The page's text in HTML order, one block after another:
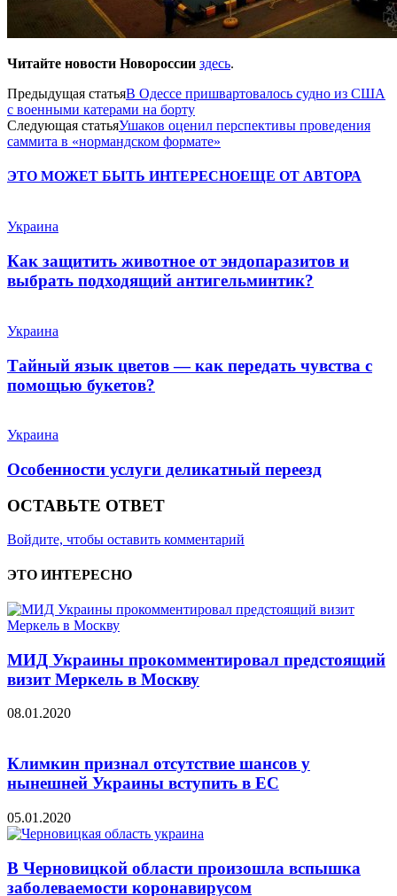
Читайте новости Новороссии здесь.
Предыдущая статьяВ Одессе пришвартовалось судно из США
с военными катерами на борту
Следующая статьяУшаков оценил перспективы проведения
саммита в «нормандском формате»
ЭТО МОЖЕТ БЫТЬ ИНТЕРЕСНОЕЩЕ ОТ АВТОРА
Украина
Как защитить животное от эндопаразитов и
выбрать подходящий антигельминтик?
Украина
Тайный язык цветов — как передать чувства с
помощью букетов?
Украина
Особенности услуги деликатный переезд
ОСТАВЬТЕ ОТВЕТ
Войдите, чтобы оставить комментарий
ЭТО ИНТЕРЕСНО
МИД Украины прокомментировал предстоящий
визит Меркель в Москву
08.01.2020
Климкин признал отсутствие шансов у
нынешней Украины вступить в ЕС
05.01.2020
В Черновицкой области произошла вспышка
заболеваемости коронавирусом